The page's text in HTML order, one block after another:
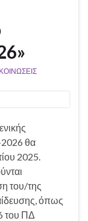
2026 θα
2025.
του/της
όπως
του ΠΔ